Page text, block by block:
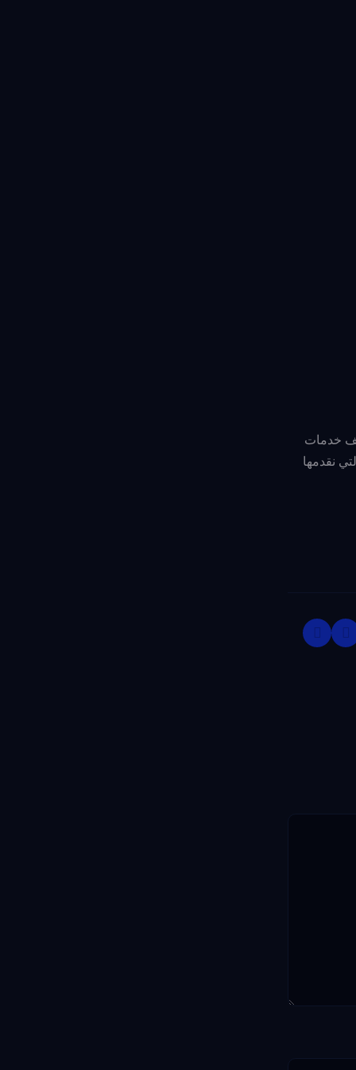
خدمات
نقدمها